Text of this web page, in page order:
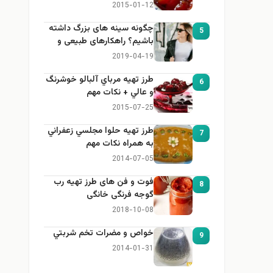
2015-01-12
5
چگونه سینه های بزرگ داشته
باشیم؟ راهکارهای طبیعی و
خانگی برای بزرگ کردن سینه
2019-04-19
6
طرز تهيه مرباي آلبالو خوشرنگ
و عالي + نكات مهم
2015-07-25
7
طرز تهيه حلوا مجلسي زعفراني
به همراه نكات مهم
2014-07-05
8
فوت و فن های طرز تهیه رب
گوجه فرنگی خانگی
2018-10-08
9 خواص و مضرات تخم شربتي
2014-01-31